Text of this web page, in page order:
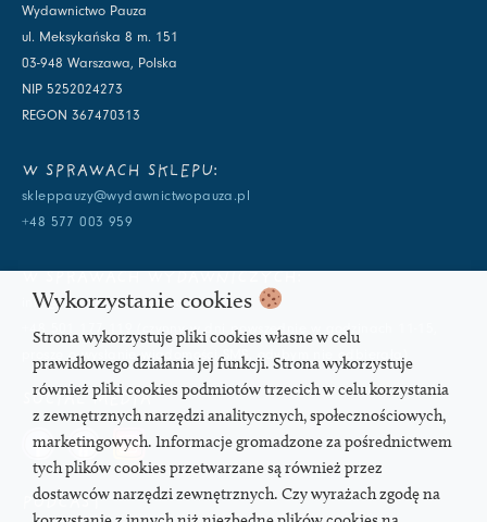
Wydawnictwo Pauza
ul. Meksykańska 8 m. 151
03-948 Warszawa, Polska
NIP 5252024273
REGON 367470313
W SPRAWACH SKLEPU:
skleppauzy@wydawnictwopauza.pl
+48 577 003 959
info@wydawnictwopauza.pl
+48 501 177 119 (czynny w dni powszednie w godzinach 11-15,
proszę o wysłanie wiadomości SMS, gdybym nie odbierała)
SOCIAL MEDIA
PODCAST
Wykorzystanie cookies
Strona wykorzystuje pliki cookies własne w celu
prawidłowego działania jej funkcji. Strona wykorzystuje
również pliki cookies podmiotów trzecich w celu korzystania
z zewnętrznych narzędzi analitycznych, społecznościowych,
marketingowych. Informacje gromadzone za pośrednictwem
tych plików cookies przetwarzane są również przez
dostawców narzędzi zewnętrznych. Czy wyrażach zgodę na